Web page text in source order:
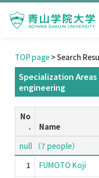
TOP page> Search
Specialization
engineering
No
.
Name
null （7 people）
1
FUMOTO Koji